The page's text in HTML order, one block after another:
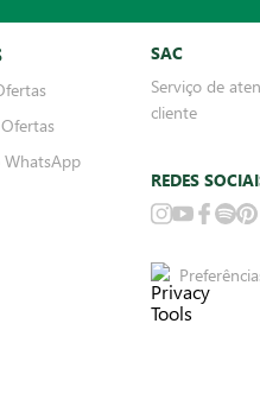
SAC
Serviço de
cliente
REDES